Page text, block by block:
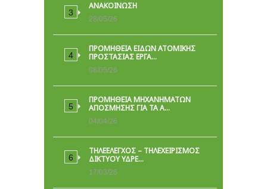
ΑΝΑΚΟΙΝΩΣΗ
28/05/26
ΠΡΟΜΉΘΕΙΑ ΕΙΔΏΝ ΑΤΟΜΙΚΉΣ
ΠΡΟΣΤΑΣΊΑΣ ΕΡΓΑ…
08/05/26
ΠΡΟΜΗΘΕΙΑ ΜΗΧΑΝΗΜΑΤΩΝ
ΑΠΟΣΜΗΣΗΣ ΓΙΑ ΤΑ Α…
04/04/26
ΤΗΛΕΕΛΕΓΧΟΣ – ΤΗΛΕΧΕΙΡΙΣΜΟΣ
ΔΙΚΤΥΟΥ ΥΔΡΕ…
17/03/26